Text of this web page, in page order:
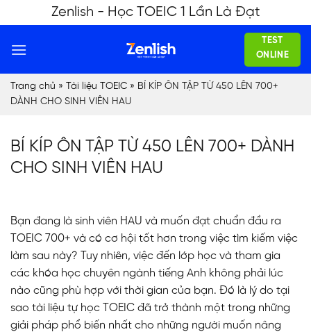
to
content
Zenlish - Học TOEIC 1 Lần Là Đạt
TEST
ONLINE
Trang chủ » Tài liệu TOEIC » BÍ KÍP ÔN TẬP TỪ 450 LÊN 700+
DÀNH CHO SINH VIÊN HAU
BÍ KÍP ÔN TẬP TỪ 450 LÊN 700+ DÀNH
CHO SINH VIÊN HAU
Bạn đang là sinh viên HAU và muốn đạt chuẩn đầu ra
TOEIC 700+ và có cơ hội tốt hơn trong việc tìm kiếm việc
làm sau này? Tuy nhiên, việc đến lớp học và tham gia
các khóa học chuyên ngành tiếng Anh không phải lúc
nào cũng phù hợp với thời gian của bạn. Đó là lý do tại
sao tài liệu tự học TOEIC đã trở thành một trong những
giải pháp phổ biến nhất cho những người muốn nâng